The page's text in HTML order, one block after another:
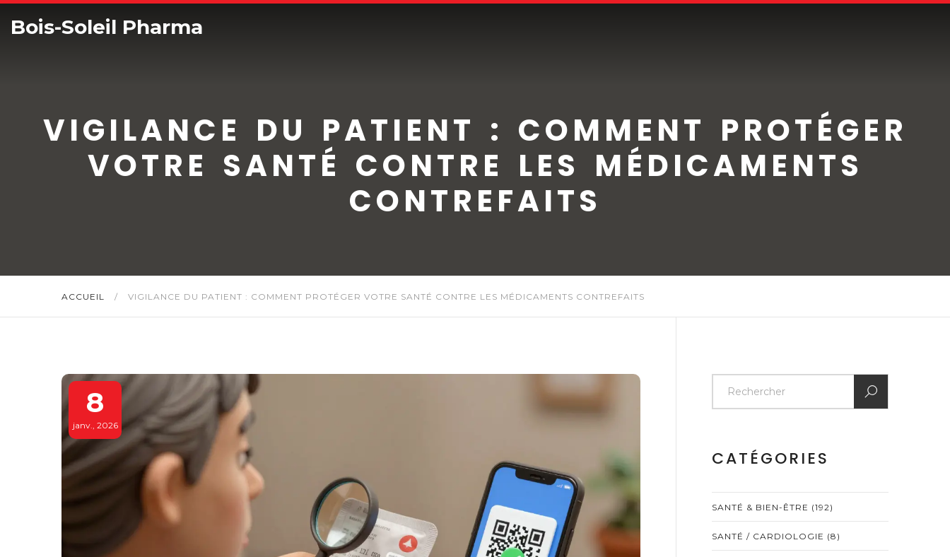
Bois-Soleil Pharma
VIGILANCE DU PATIENT : COMMENT PROTÉGER
VOTRE SANTÉ CONTRE LES MÉDICAMENTS
CONTREFAITS
ACCUEIL / VIGILANCE DU PATIENT : COMMENT PROTÉGER VOTRE SANTÉ CONTRE LES MÉDICAMENTS CONTREFAITS
8
janv., 2026
CATÉGORIES
SANTÉ & BIEN-ÊTRE (192)
SANTÉ / CARDIOLOGIE (8)